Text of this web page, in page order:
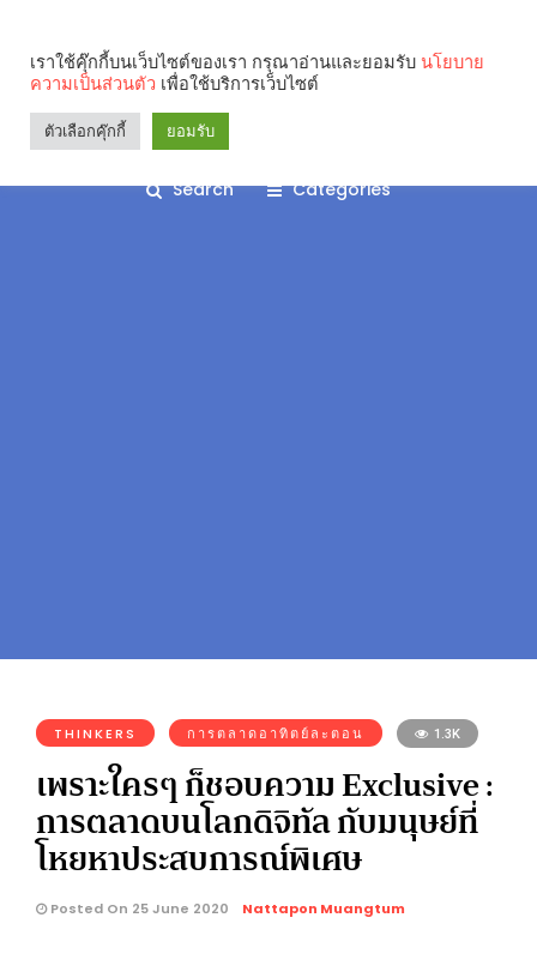
Search Categories
THINKERS การตลาดอาทิตย์ละตอน 1.3K
เพราะใครๆ ก็ชอบความ Exclusive :
การตลาดบนโลกดิจิทัล กับมนุษย์ที่
โหยหาประสบการณ์พิเศษ
Posted On 25 June 2020 Nattapon Muangtum
เราใช้คุ๊กกี้บนเว็บไซต์ของเรา กรุณาอ่านและยอมรับ นโยบาย
ความเป็นส่วนตัว เพื่อใช้บริการเว็บไซต์
ตัวเลือกคุ๊กกี้ ยอมรับ